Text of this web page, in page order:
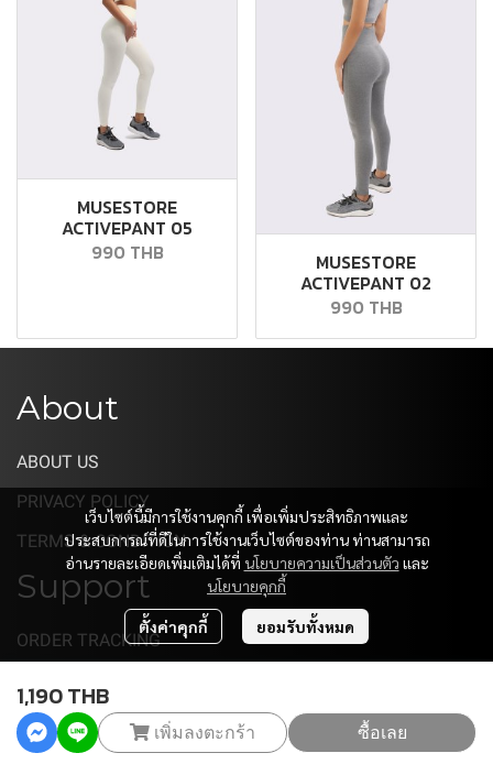
MUSESTORE
ACTIVEPANT 05
990 THB
MUSESTORE
ACTIVEPANT 02
990 THB
1,190 THB
เพิ่มลงตะกร้า ซื้อเลย
เว็บไซต์นี้มีการใช้งานคุกกี้ เพื่อเพิ่มประสิทธิภาพและ
ประสบการณ์ที่ดีในการใช้งานเว็บไซต์ของท่าน ท่านสามารถ
อ่านรายละเอียดเพิ่มเติมได้ที่ นโยบายความเป็นส่วนตัว และ
นโยบายคุกกี้
ตั้งค่าคุกกี้ ยอมรับทั้งหมด
About
ABOUT US
PRIVACY POLICY
TERMS & CONDITION
Support
ORDER TRACKING